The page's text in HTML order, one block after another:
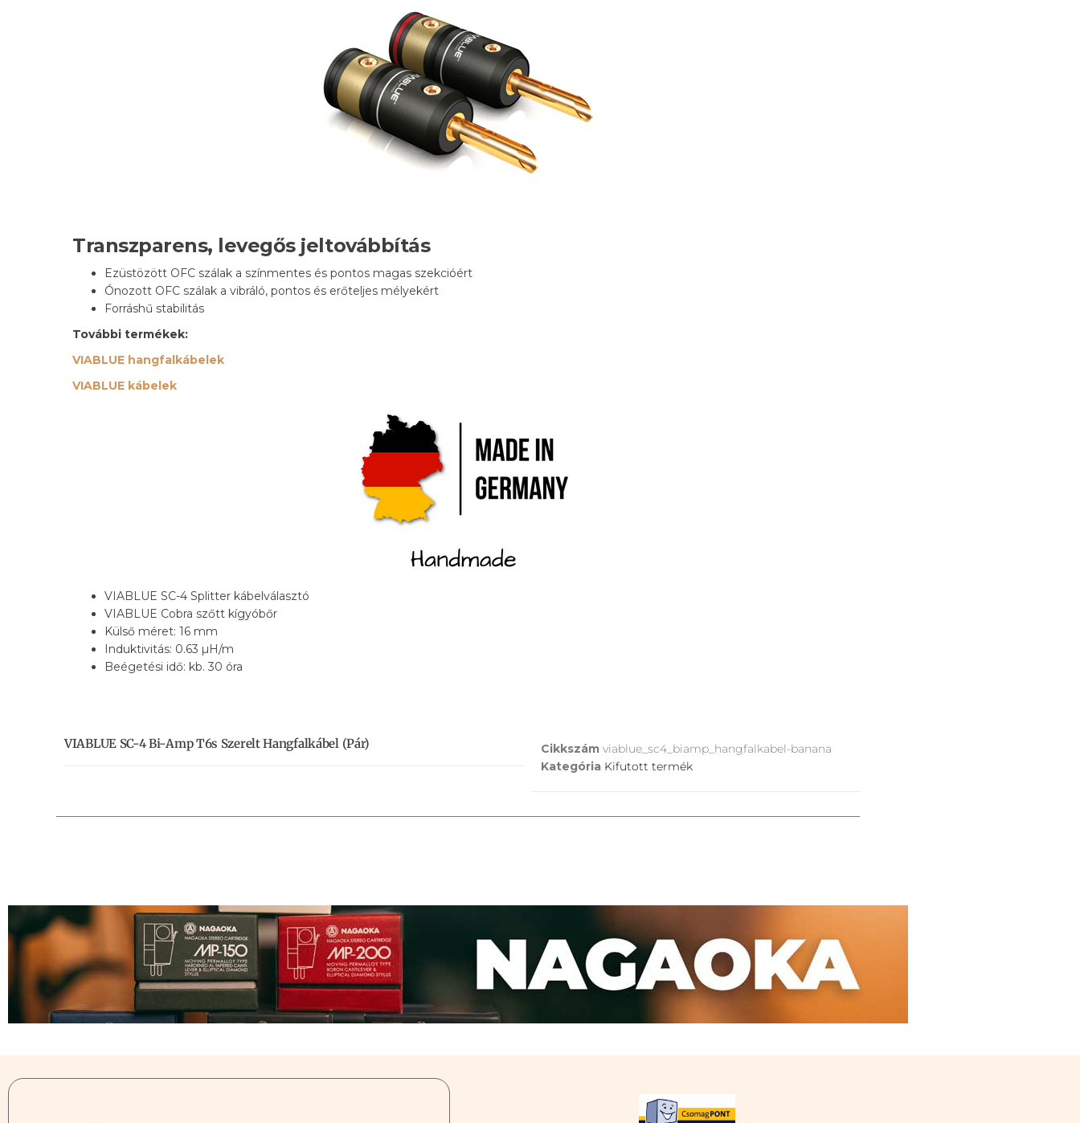
Transzparens, levegős jeltovábbítás
Ezüstözött OFC szálak a színmentes és pontos magas szekcióért
Ónozott OFC szálak a vibráló, pontos és erőteljes mélyekért
Forráshű stabilitás
További termékek:
VIABLUE hangfalkábelek
VIABLUE kábelek
VIABLUE SC-4 Splitter kábelválasztó
VIABLUE Cobra szőtt kígyóbőr
Külső méret: 16 mm
Induktivitás: 0.63 µH/m
Beégetési idő: kb. 30 óra
VIABLUE SC-4 Bi-Amp T6s Szerelt Hangfalkábel (pár) Cikkszámviablue_sc4_biamp_hangfalkabel-banana
Kategória Kifutott termék